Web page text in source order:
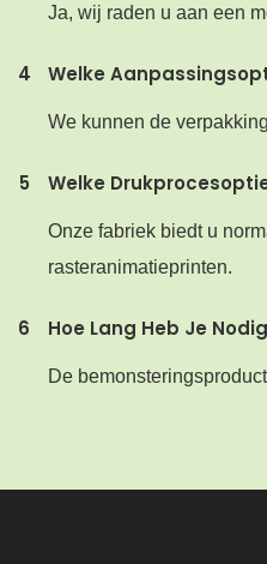
Ja, wij raden u aan een
4 Welke
We kunnen de
5 Welke
Onze fabriek biedt u
rasteranimatieprinten.
6 Hoe Lang Heb Je
De